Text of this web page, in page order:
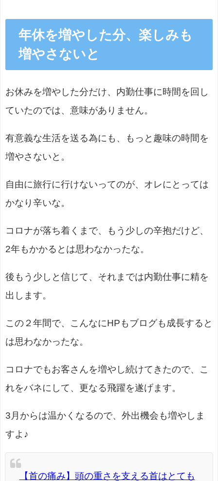
年休を増やした分、楽しみも
増やさないと
お休みを増やした分だけ、内勤仕事に時間を回し
ていたのでは、意味がありません。
有意義な生活を送る為にも、もっと趣味の時間を
増やさないと。
自由に旅行に行けないってのが、オレにとっては
かなり辛いな。
コロナが落ち着くまで、もう少しの辛抱だけど、
2年もかかるとは思わなかったな。
後もう少しと信じて、それまでは内勤仕事に精を
出します。
この２年間で、こんなにHPもブログも成長すると
は思わなかったな。
コロナでもお客さんを増やし続けてきたので、こ
れをバネにして、更なる飛躍を遂げます。
3月からは温かくなるので、外出機会も増やしま
すよ♪
【首の痛み】頭の重さを支える首はとても